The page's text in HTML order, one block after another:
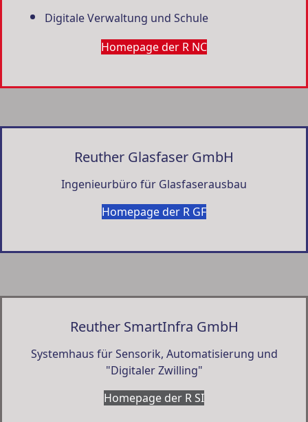
Digitale Verwaltung und Schule
Homepage der R NC
Reuther Glasfaser GmbH
Ingenieurbüro für Glasfaserausbau
Homepage der R GF
Reuther SmartInfra GmbH
Systemhaus für Sensorik, Automatisierung und
"Digitaler Zwilling"
Homepage der R SI